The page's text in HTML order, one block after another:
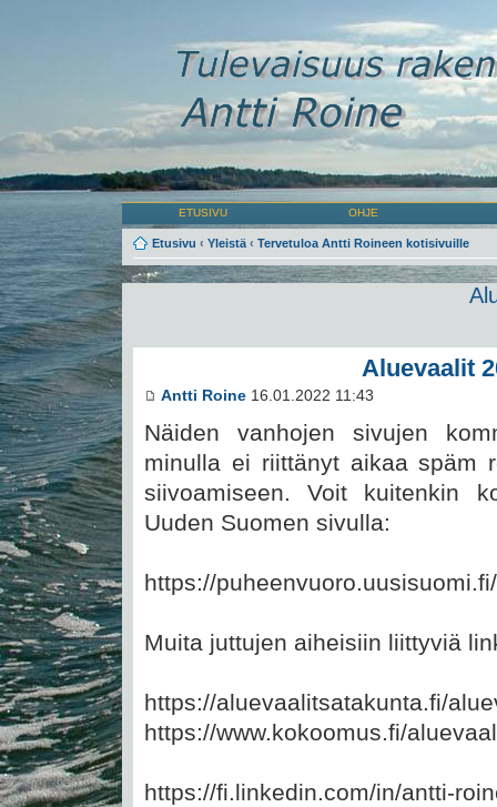
ETUSIVU OHJE
Etusivu ‹ Yleistä ‹ Tervetuloa Antti Roineen kotisivuille
Aluevaalit
Antti Roine 16.01.2022 11:43
Näiden vanhojen sivujen
minulla ei riittänyt aikaa späm
siivoamiseen. Voit kuitenkin
Uuden Suomen sivulla:
https://
Muita juttujen aiheisiin liittyviä
https://aluevaalitsatakunta.fi/
https://www.kokoomus.fi/
https://fi.linkedin.com/in/antti-